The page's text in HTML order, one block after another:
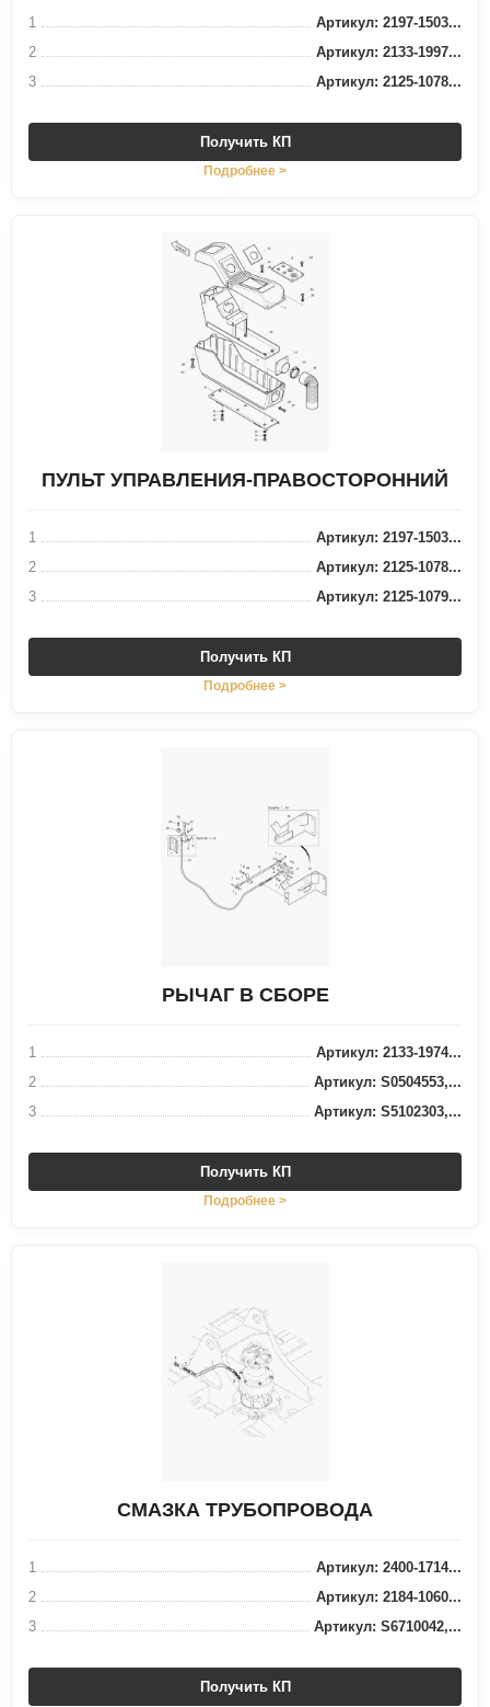
1
Артикул: 2197-1503...
2
Артикул: 2133-1997...
3
Артикул: 2125-1078...
Получить КП
Подробнее >
ПУЛЬТ УПРАВЛЕНИЯ-ПРАВОСТОРОННИЙ
1
Артикул: 2197-1503...
2
Артикул: 2125-1078...
3
Артикул: 2125-1079...
Получить КП
Подробнее >
РЫЧАГ В СБОРЕ
1
Артикул: 2133-1974...
2
Артикул: S0504553,...
3
Артикул: S5102303,...
Получить КП
Подробнее >
СМАЗКА ТРУБОПРОВОДА
1
Артикул: 2400-1714...
2
Артикул: 2184-1060...
3
Артикул: S6710042,...
Получить КП